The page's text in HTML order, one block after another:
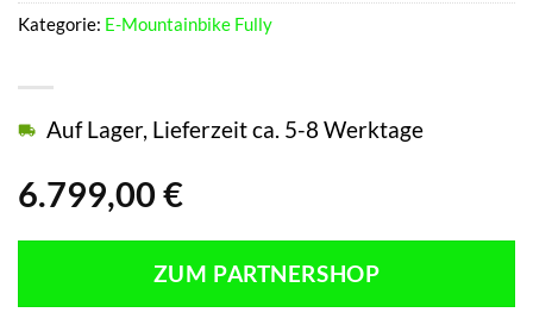
6.799,00 €
Auf Lager, Lieferzeit ca. 5-8 Werktage
ZUM PARTNERSHOP
Kategorie: E-Mountainbike Fully